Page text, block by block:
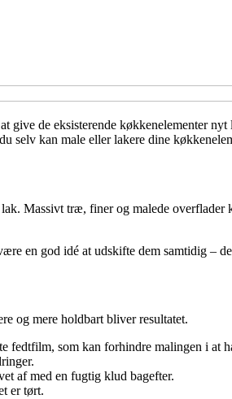
de eksisterende køkkenelementer
kan male eller lakere dine
Massivt træ, finer og malede
en god idé at udskifte dem samtidig –
og mere holdbart bliver resultatet.
fedtfilm, som kan forhindre malingen i at
af med en fugtig klud bagefter.
er tørt.